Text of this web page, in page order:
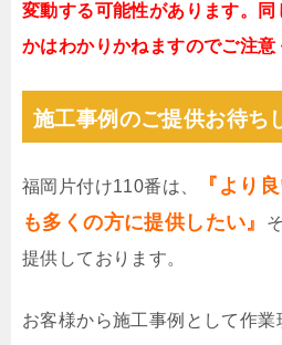
変動する可能性があります。同
かはわかりかねますのでご注意
施工事例のご提供お待ち
福岡片付け110番は、
『より
も多くの方に提供したい』
提供しております。
お客様から施工事例として作業